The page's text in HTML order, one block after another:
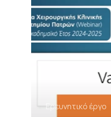
Ερευνητικό έργο